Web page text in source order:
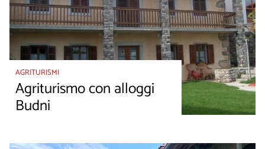
AGRITURISMI
Agriturismo con alloggi
Budni